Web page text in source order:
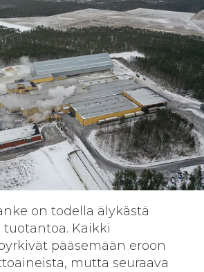
on todella älykästä
Kaikki
pääsemään eroon
mutta seuraava